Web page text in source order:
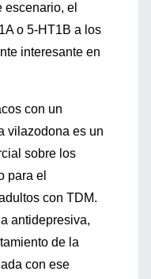
escenario, el
o 5-HT1B a los
interesante en
con un
vilazodona es un
sobre los
para el
con TDM.
antidepresiva,
de la
con ese